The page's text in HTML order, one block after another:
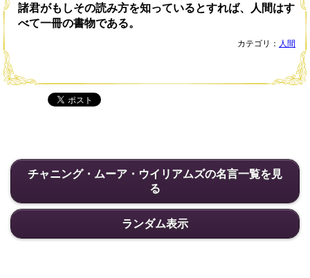
諸君がもしその読み方を知っているとすれば、人間はす
べて一冊の書物である。
カテゴリ： 人間
チャニング・ムーア・ウイリアムズの名言一覧を見
る
ランダム表示